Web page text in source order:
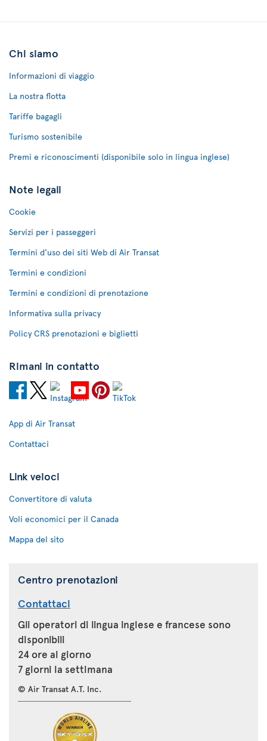
Chi siamo
Informazioni di viaggio
La nostra flotta
Tariffe bagagli
Turismo sostenibile
Premi e riconoscimenti (disponibile solo in lingua inglese)
Note legali
Cookie
Servizi per i passeggeri
Termini d'uso dei siti Web di Air Transat
Termini e condizioni
Termini e condizioni di prenotazione
Informativa sulla privacy
Policy CRS prenotazioni e biglietti
Rimani in contatto
App di Air Transat
Contattaci
Link veloci
Convertitore di valuta
Voli economici per il Canada
Mappa del sito
Centro prenotazioni
Contattaci
Gli operatori di lingua inglese e francese sono
disponibili
24 ore al giorno
7 giorni la settimana
© Air Transat A.T. Inc.